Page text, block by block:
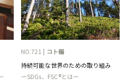
NO.721 | コト編
持続可能な世界のための取り組み
ーSDGs、FSC®とはー